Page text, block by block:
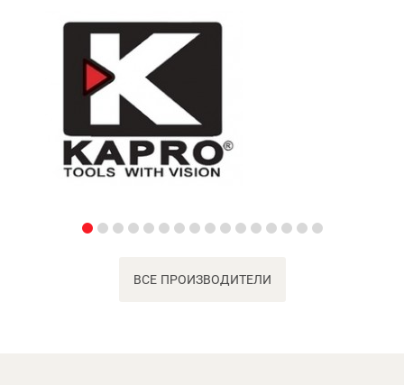
ВСЕ ПРОИЗВОДИТЕЛИ